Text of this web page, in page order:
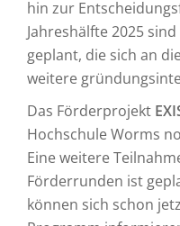
hin zur
Jahreshälfte 2025
geplant, die sich an
weitere
Das Förderprojekt
Hochschule Worms
Eine weitere
Förderrunden ist
können sich schon